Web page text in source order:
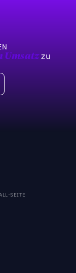
Umsatzzu
SEITE